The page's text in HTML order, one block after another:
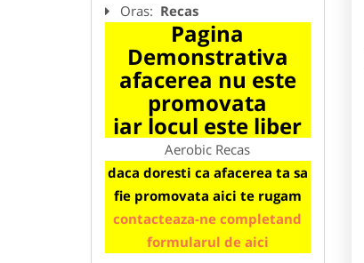
Oras: Recas
Pagina
Demonstrativa
afacerea nu este
promovata
iar locul este liber
Aerobic Recas
daca doresti ca afacerea ta sa
fie promovata aici te rugam
contacteaza-ne completand
formularul de aici